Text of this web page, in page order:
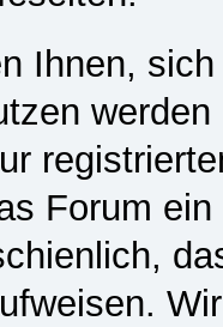
Ihnen,
Forum